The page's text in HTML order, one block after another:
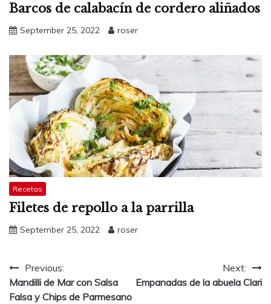
Barcos de calabacín de cordero aliñados
September 25, 2022 roser
Recetas
Filetes de repollo a la parrilla
September 25, 2022 roser
Post
navigation
Previous:
Mandilli de Mar con Salsa
Falsa y Chips de Parmesano
Next:
Empanadas de la abuela Clari